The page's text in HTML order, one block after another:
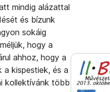
mindig alázattal
és bízunk
sokáig
hogy a
ahhoz, hogy a
a kispestiek, és a
kollektívánk több